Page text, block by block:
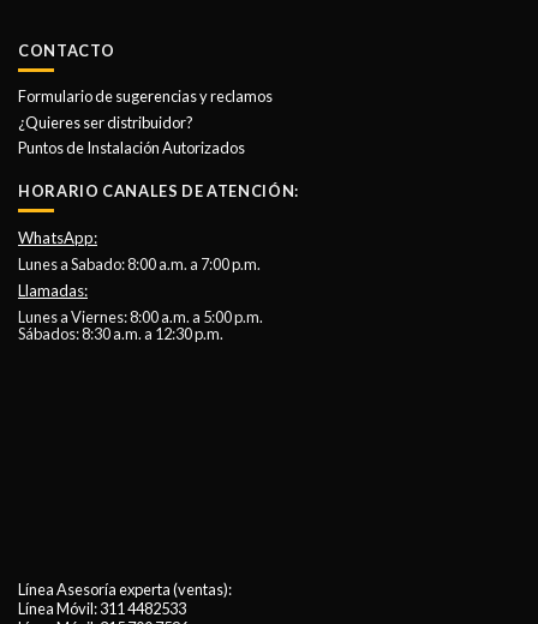
CONTACTO
Formulario de sugerencias y reclamos
¿Quieres ser distribuidor?
Puntos de Instalación Autorizados
HORARIO CANALES DE ATENCIÓN:
WhatsApp:
Lunes a Sabado: 8:00 a.m. a 7:00 p.m.
Llamadas:
Lunes a Viernes: 8:00 a.m. a 5:00 p.m.
Sábados: 8:30 a.m. a 12:30 p.m.
Línea Asesoría experta (ventas):
Línea Móvil:311 4482533